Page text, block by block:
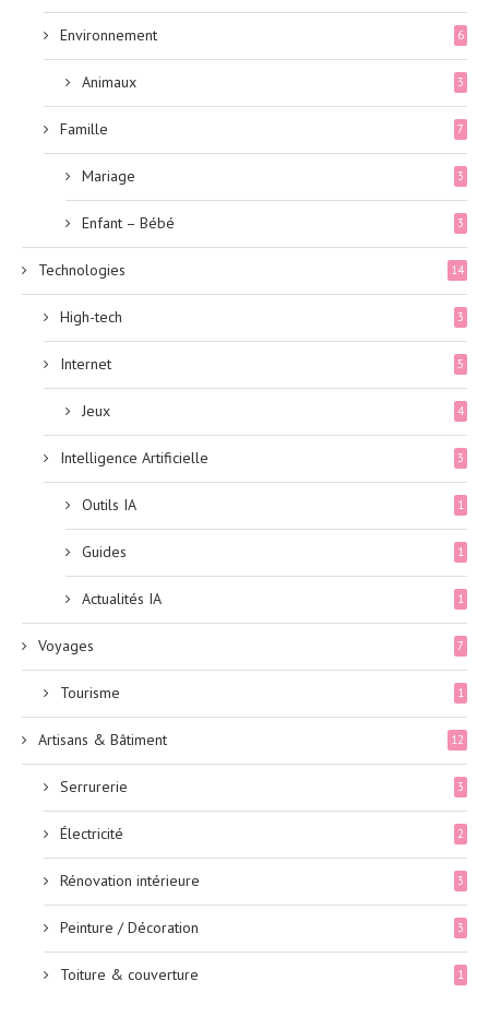
Environnement 6
Animaux 3
Famille 7
Mariage 3
Enfant – Bébé 3
Technologies 14
High-tech 3
Internet 5
Jeux 4
Intelligence Artificielle 3
Outils IA 1
Guides 1
Actualités IA 1
Voyages 7
Tourisme 1
Artisans & Bâtiment 12
Serrurerie 3
Électricité 2
Rénovation intérieure 3
Peinture / Décoration 3
Toiture & couverture 1